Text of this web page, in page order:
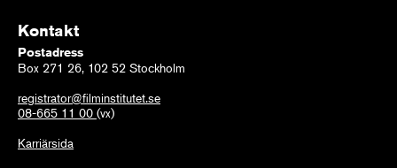
Kontakt
Postadress
Box 271 26, 102 52 Stockholm
registrator@filminstitutet.se
08-665 11 00 (vx)
Karriärsida